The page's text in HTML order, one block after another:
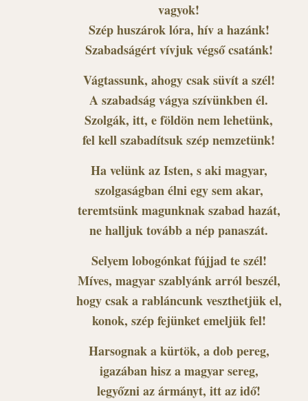
vagyok!
Szép huszárok lóra, hív a hazánk!
Szabadságért vívjuk végső csatánk!
Vágtassunk, ahogy csak süvít a szél!
A szabadság vágya szívünkben él.
Szolgák, itt, e földön nem lehetünk,
fel kell szabadítsuk szép nemzetünk!
Ha velünk az Isten, s aki magyar,
szolgaságban élni egy sem akar,
teremtsünk magunknak szabad hazát,
ne halljuk tovább a nép panaszát.
Selyem lobogónkat fújjad te szél!
Míves, magyar szablyánk arról beszél,
hogy csak a rabláncunk veszthetjük el,
konok, szép fejünket emeljük fel!
Harsognak a kürtök, a dob pereg,
igazában hisz a magyar sereg,
legyőzni az ármányt, itt az idő!